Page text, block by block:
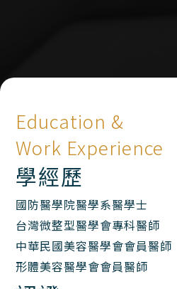
Education &
Work Experience
學經歷
國防醫學院醫學系醫學士
台灣微整型醫學會專科醫師
中華民國美容醫學會會員醫師
形體美容醫學會會員醫師